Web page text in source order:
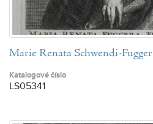
Marie Renata Schwendi-Fugger
Katalogové číslo
LS05341